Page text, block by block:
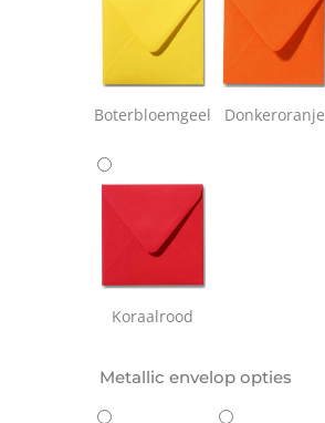
Boterbloemgeel Donkeroranje
Koraalrood
Metallic envelop opties